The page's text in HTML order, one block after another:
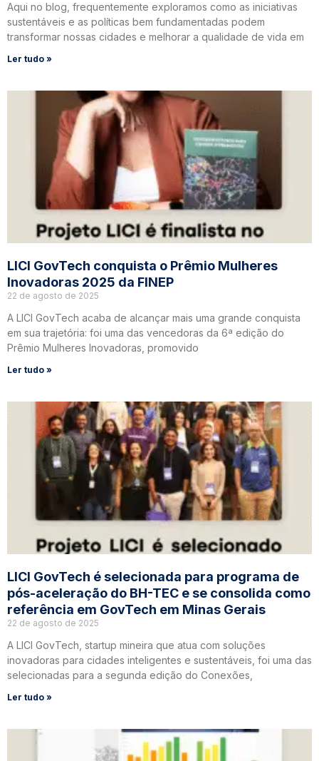
Aqui no blog, frequentemente exploramos como as iniciativas
sustentáveis e as políticas bem fundamentadas podem
transformar nossas cidades e melhorar a qualidade de vida em
Ler tudo »
LICI GovTech conquista o Prêmio Mulheres
Inovadoras 2025 da FINEP
22 de agosto de 2025
A LICI GovTech acaba de alcançar mais uma grande conquista
em sua trajetória: foi uma das vencedoras da 6ª edição do
Prêmio Mulheres Inovadoras, promovido
Ler tudo »
LICI GovTech é selecionada para programa de
pós-aceleração do BH-TEC e se consolida como
referência em GovTech em Minas Gerais
22 de agosto de 2025
A LICI GovTech, startup mineira que atua com soluções
inovadoras para cidades inteligentes e sustentáveis, foi uma das
selecionadas para a segunda edição do Conexões,
Ler tudo »